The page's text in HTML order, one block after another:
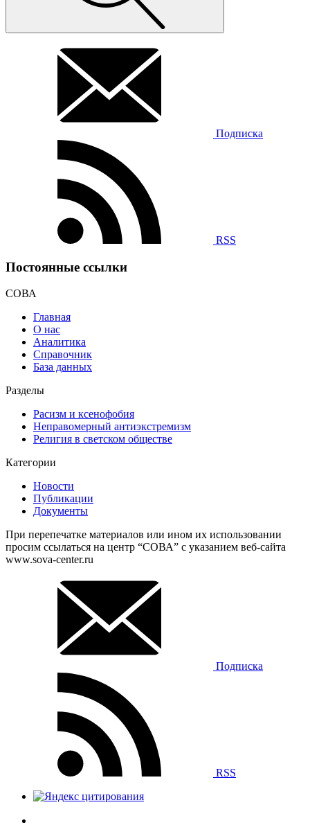
Подписка
RSS
Постоянные ссылки
СОВА
Главная
О нас
Аналитика
Справочник
База данных
Разделы
Расизм и ксенофобия
Неправомерный антиэкстремизм
Религия в светском обществе
Категории
Новости
Публикации
Документы
При перепечатке материалов или ином их использовании
просим ссылаться на центр “СОВА” с указанием веб-сайта
www.sova-center.ru
Подписка
RSS